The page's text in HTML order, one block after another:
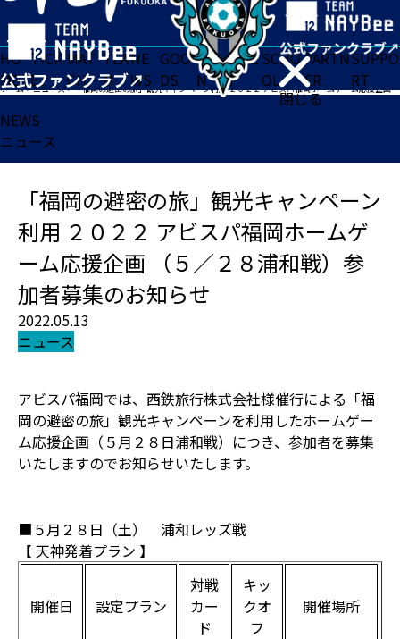
閉じる
HO
ME
TICK
ET
MAT
CH
TEA
M
NE
WS
GOO
DS
FA
N
ACADE
MY
SCHO
OL
PARTN
ER
SUPPO
RT
ホーム>ニュース>「福岡の避密の旅」観光キャンペーン利用 ２０２２ アビスパ福岡ホームゲーム応援企画 （５／２８浦和戦）参加者募集のお知らせ
NEWS
ニュース
「福岡の避密の旅」観光キャンペーン
利用 ２０２２ アビスパ福岡ホームゲ
ーム応援企画 （５／２８浦和戦）参
加者募集のお知らせ
2022.05.13
ニュース
アビスパ福岡では、西鉄旅行株式会社様催行による「福
岡の避密の旅」観光キャンペーンを利用したホームゲー
ム応援企画（５月２８日浦和戦）につき、参加者を募集
いたしますのでお知らせいたします。
■５月２８日（土） 浦和レッズ戦
【 天神発着プラン 】
開催日 設定プラン
対戦
カー
ド
キッ
クオ
フ
開催場所